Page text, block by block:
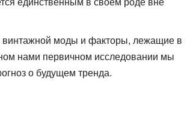
единственным в своем роде вне
винтажной моды и факторы, лежащие в
нами первичном исследовании мы
о будущем тренда.